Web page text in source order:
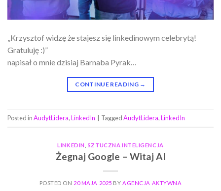
„Krzysztof widzę że stajesz się linkedinowym celebrytą!
Gratuluję :)”
napisał o mnie dzisiaj Barnaba Pyrak…
CONTINUE READING →
Posted inAudytLidera,LinkedIn TaggedAudytLidera,LinkedIn
LINKEDIN SZTUCZNA INTELIGENCJA
Żegnaj Google – Witaj AI
POSTED ON 20 MAJA 2025 BYAGENCJA AKTYWNA